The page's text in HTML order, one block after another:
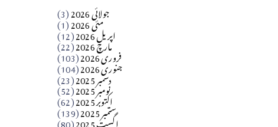
جولائی 2026 (3) مئی 2026 (1) اپریل 2026 (12) مارچ 2026 (22) فروری 2026 (103) جنوری 2026 (104) دسمبر 2025 (23) نومبر 2025 (52) اکتوبر 2025 (62) ستمبر 2025 (139) اگست 2025 (80)